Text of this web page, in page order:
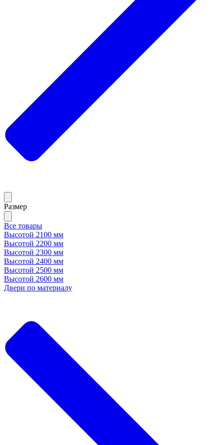
Размер
Все товары
Высотой 2100 мм
Высотой 2200 мм
Высотой 2300 мм
Высотой 2400 мм
Высотой 2500 мм
Высотой 2600 мм
Двери по материалу